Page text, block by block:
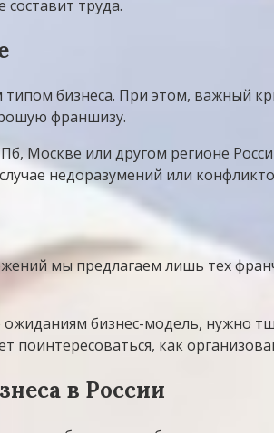
труда.
бизнеса. При этом, важный
франшизу.
Москве или другом регионе
недоразумений или
мы предлагаем лишь тех
бизнес-модель, нужно
как
в России